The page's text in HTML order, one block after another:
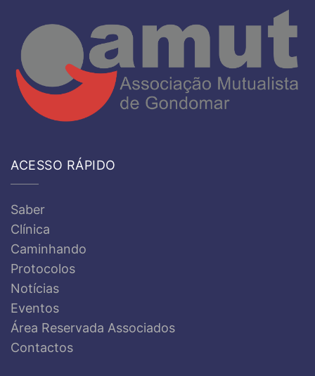
ACESSO RÁPIDO
Saber
Clínica
Caminhando
Protocolos
Notícias
Eventos
Área Reservada Associados
Contactos